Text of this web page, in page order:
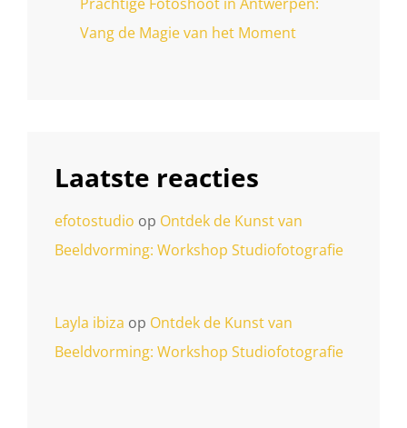
Vang de Magie van het Moment
Laatste reacties
efotostudio op Ontdek de Kunst van
Beeldvorming: Workshop Studiofotografie
Layla ibiza op Ontdek de Kunst van
Beeldvorming: Workshop Studiofotografie